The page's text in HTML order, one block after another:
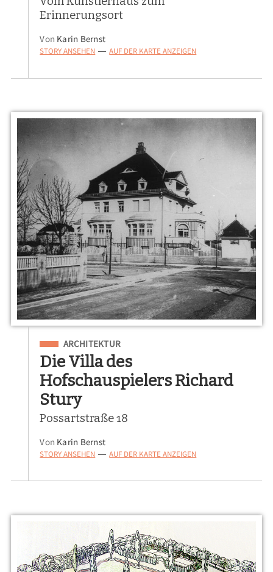
Erinnerungsort
Von Karin Bernst
STORY ANSEHEN — AUF DER KARTE ANZEIGEN
Eingeordnet unter
ARCHITEKTUR
Die Villa des
Hofschauspielers Richard
Stury
Possartstraße 18
Von Karin Bernst
STORY ANSEHEN — AUF DER KARTE ANZEIGEN